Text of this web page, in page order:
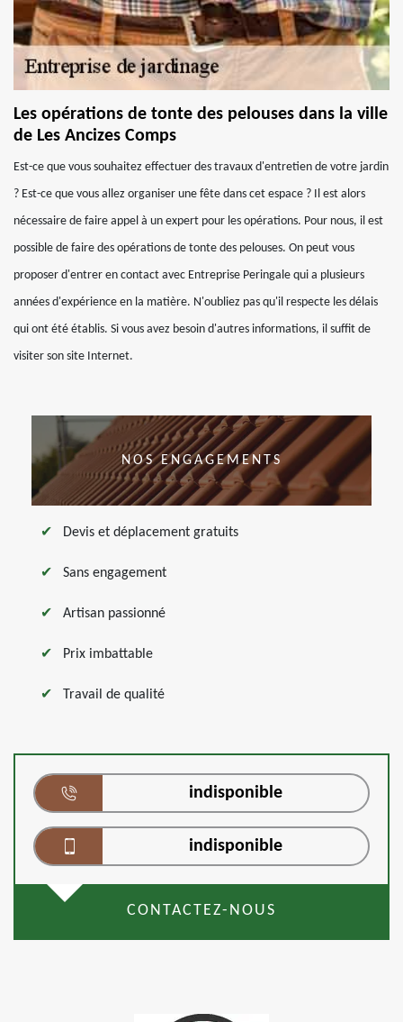
Les opérations de tonte des pelouses dans la ville
de Les Ancizes Comps
Est-ce que vous souhaitez effectuer des travaux d'entretien de votre jardin
? Est-ce que vous allez organiser une fête dans cet espace ? Il est alors
nécessaire de faire appel à un expert pour les opérations. Pour nous, il est
possible de faire des opérations de tonte des pelouses. On peut vous
proposer d'entrer en contact avec Entreprise Peringale qui a plusieurs
années d'expérience en la matière. N'oubliez pas qu'il respecte les délais
qui ont été établis. Si vous avez besoin d'autres informations, il suffit de
visiter son site Internet.
NOS ENGAGEMENTS
Devis et déplacement gratuits
Sans engagement
Artisan passionné
Prix imbattable
Travail de qualité
indisponible
indisponible
CONTACTEZ-NOUS